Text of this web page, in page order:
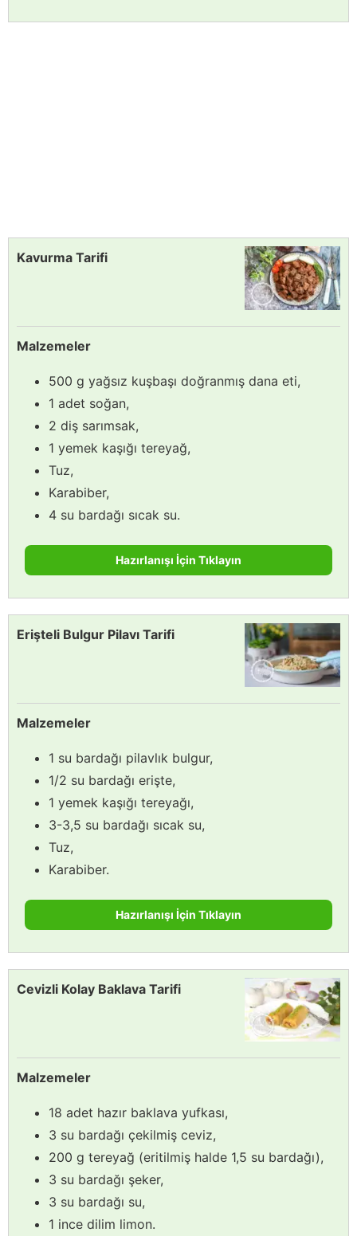
Kavurma Tarifi
Malzemeler
500 g yağsız kuşbaşı doğranmış dana eti,
1 adet soğan,
2 diş sarımsak,
1 yemek kaşığı tereyağ,
Tuz,
Karabiber,
4 su bardağı sıcak su.
Hazırlanışı İçin Tıklayın
Erişteli Bulgur Pilavı Tarifi
Malzemeler
1 su bardağı pilavlık bulgur,
1/2 su bardağı erişte,
1 yemek kaşığı tereyağı,
3-3,5 su bardağı sıcak su,
Tuz,
Karabiber.
Hazırlanışı İçin Tıklayın
Cevizli Kolay Baklava Tarifi
Malzemeler
18 adet hazır baklava yufkası,
3 su bardağı çekilmiş ceviz,
200 g tereyağ (eritilmiş halde 1,5 su bardağı),
3 su bardağı şeker,
3 su bardağı su,
1 ince dilim limon.